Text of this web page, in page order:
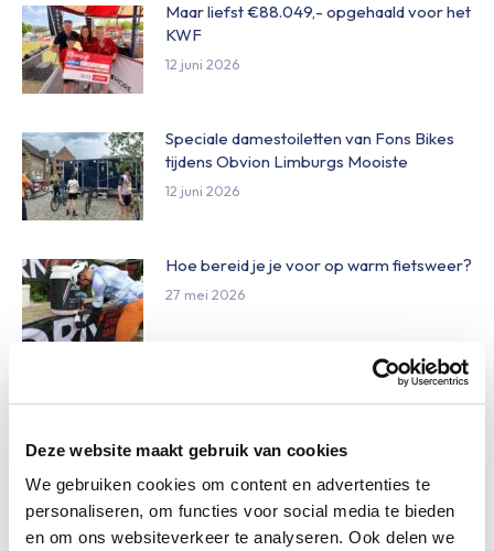
Deze website maakt gebruik van cookies
We gebruiken cookies om content en advertenties te
personaliseren, om functies voor social media te bieden
en om ons websiteverkeer te analyseren. Ook delen we
Maar liefst €88.049,- opgehaald voor het
KWF
12 juni 2026
Speciale damestoiletten van Fons Bikes
tijdens Obvion Limburgs Mooiste
12 juni 2026
Hoe bereid je je voor op warm fietsweer?
27 mei 2026
27 mei 2026
Daginschrijvingen Obvion Limburgs
Mooiste 2026